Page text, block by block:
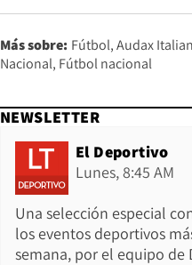
Más sobre: Fútbol Audax
Nacional Fútbol nacional
NEWSLETTER
El Deportivo
Lunes, 8:45 AM
Una selección especial
los eventos deportivos
semana, por el equipo de